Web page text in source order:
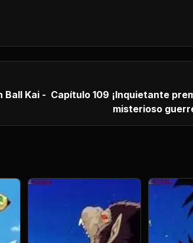
Ball Kai - Capítulo 109 ¡Inquietante
misterioso